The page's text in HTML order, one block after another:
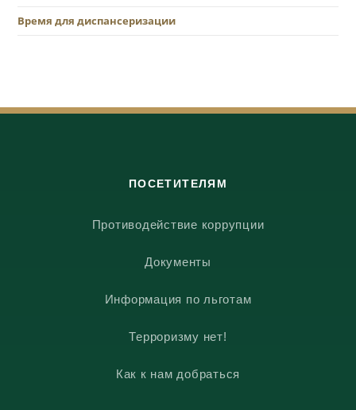
Время для диспансеризации
ПОСЕТИТЕЛЯМ
Противодействие коррупции
Документы
Информация по льготам
Терроризму нет!
Как к нам добраться